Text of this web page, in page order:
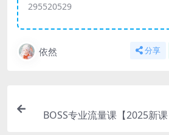
295520529
依然 分享
BOSS专业流量课【2025新